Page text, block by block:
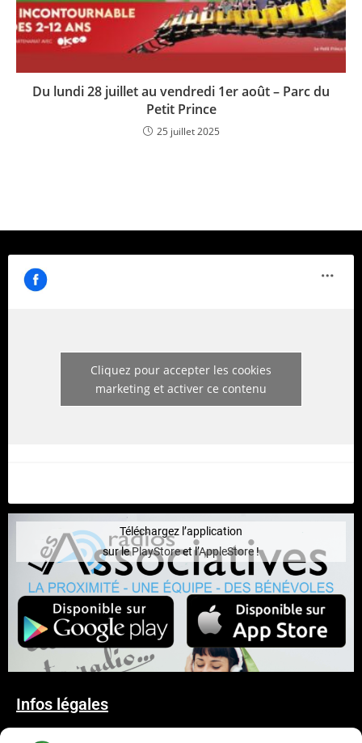
Du lundi 28 juillet au vendredi 1er août – Parc du
Petit Prince
25 juillet 2025
Cliquez pour accepter les cookies
marketing et activer ce contenu
Téléchargez l’application
sur lePlayStoreet l’AppleStore !
Infos légales